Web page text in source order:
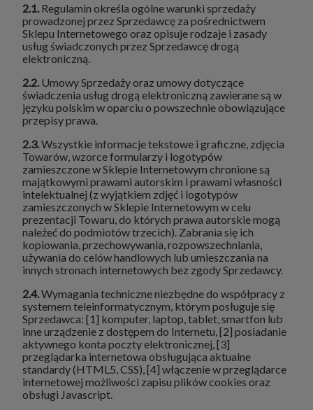
2.1. Regulamin określa ogólne warunki sprzedaży
prowadzonej przez Sprzedawcę za pośrednictwem
Sklepu Internetowego oraz opisuje rodzaje i zasady
usług świadczonych przez Sprzedawcę drogą
elektroniczną.
2.2. Umowy Sprzedaży oraz umowy dotyczące
świadczenia usług drogą elektroniczną zawierane są w
języku polskim w oparciu o powszechnie obowiązujące
przepisy prawa.
2.3.Wszystkie informacje tekstowe i graficzne, zdjęcia
Towarów, wzorce formularzy i logotypów
zamieszczone w Sklepie Internetowym chronione są
majątkowymi prawami autorskim i prawami własności
intelektualnej (z wyjątkiem zdjęć i logotypów
zamieszczonych w Sklepie Internetowym w celu
prezentacji Towaru, do których prawa autorskie mogą
należeć do podmiotów trzecich). Zabrania się ich
kopiowania, przechowywania, rozpowszechniania,
używania do celów handlowych lub umieszczania na
innych stronach internetowych bez zgody Sprzedawcy.
2.4.Wymagania techniczne niezbędne do współpracy z
systemem teleinformatycznym, którym posługuje się
Sprzedawca: [1] komputer, laptop, tablet, smartfon lub
inne urządzenie z dostępem do Internetu, [2] posiadanie
aktywnego konta poczty elektronicznej, [3]
przeglądarka internetowa obsługująca aktualne
standardy (HTML5, CSS), [4] włączenie w przeglądarce
internetowej możliwości zapisu plików cookies oraz
obsługi Javascript.